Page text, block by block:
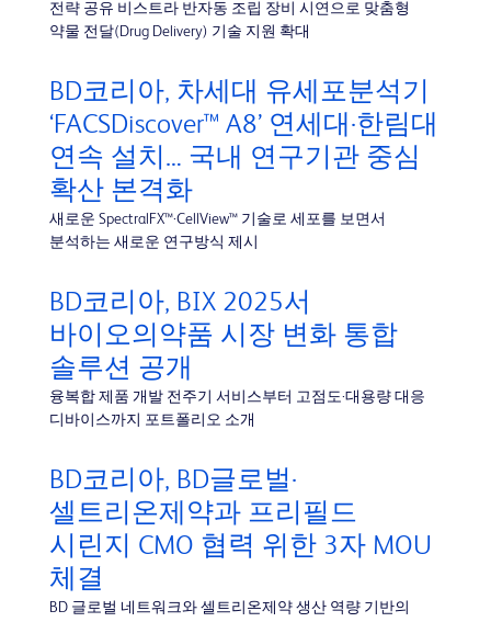
전략 공유 비스트라 반자동 조립 장비 시연으로 맞춤형
약물 전달(Drug Delivery) 기술 지원 확대
BD코리아, 차세대 유세포분석기
‘FACSDiscover™ A8’ 연세대·한림대
연속 설치… 국내 연구기관 중심
확산 본격화
새로운 SpectralFX™·CellView™ 기술로 세포를 보면서
분석하는 새로운 연구방식 제시
BD코리아, BIX 2025서
바이오의약품 시장 변화 통합
솔루션 공개
융복합 제품 개발 전주기 서비스부터 고점도·대용량 대응
디바이스까지 포트폴리오 소개
BD코리아, BD글로벌·
셀트리온제약과 프리필드
시린지 CMO 협력 위한 3자 MOU
체결
BD 글로벌 네트워크와 셀트리온제약 생산 역량 기반의